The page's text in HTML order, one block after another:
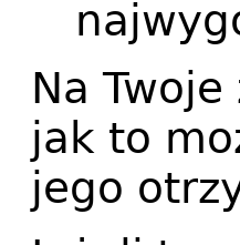
Na
jak to
jego